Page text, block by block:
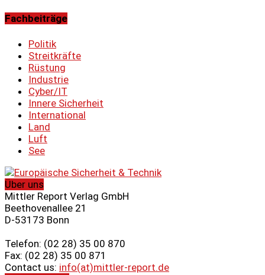
Fachbeiträge
Politik
Streitkräfte
Rüstung
Industrie
Cyber/IT
Innere Sicherheit
International
Land
Luft
See
Über uns
Mittler Report Verlag GmbH
Beethovenallee 21
D-53173 Bonn
Telefon: (02 28) 35 00 870
Fax: (02 28) 35 00 871
Contact us: info(at)mittler-report.de